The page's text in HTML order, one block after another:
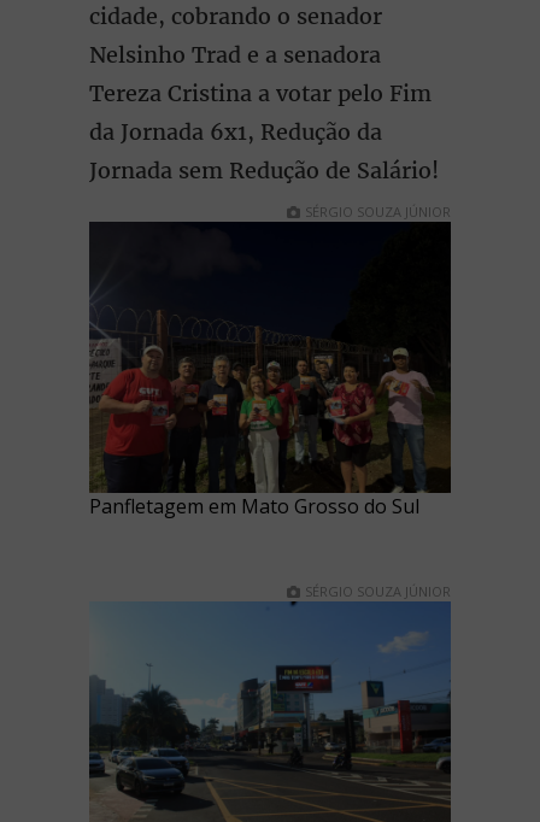
cidade, cobrando o senador
Nelsinho Trad e a senadora
Tereza Cristina a votar pelo Fim
da Jornada 6x1, Redução da
Jornada sem Redução de Salário!
SÉRGIO SOUZA JÚNIOR
Panfletagem em Mato Grosso do Sul
SÉRGIO SOUZA JÚNIOR